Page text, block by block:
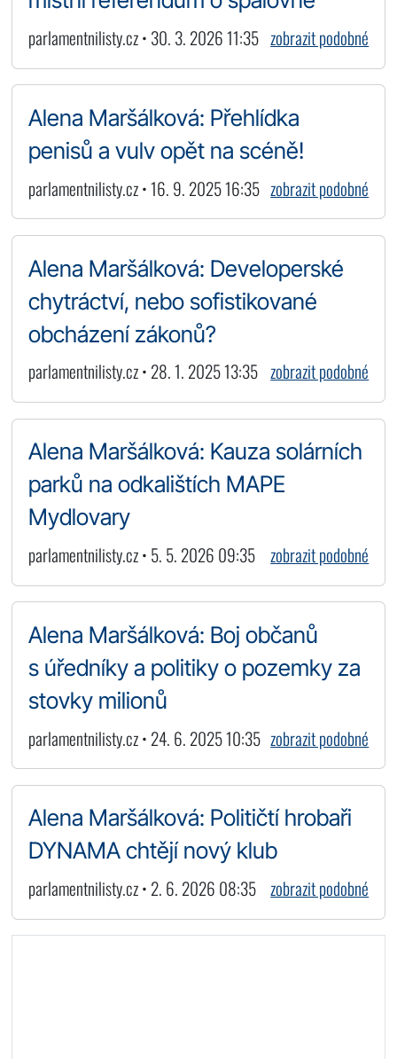
parlamentnilisty.cz • 30. 3. 2026 11:35 zobrazit podobné
Alena Maršálková: Přehlídka
penisů a vulv opět na scéně!
parlamentnilisty.cz • 16. 9. 2025 16:35 zobrazit podobné
Alena Maršálková: Developerské
chytráctví, nebo sofistikované
obcházení zákonů?
parlamentnilisty.cz • 28. 1. 2025 13:35 zobrazit podobné
Alena Maršálková: Kauza solárních
parků na odkalištích MAPE
Mydlovary
parlamentnilisty.cz • 5. 5. 2026 09:35 zobrazit podobné
Alena Maršálková: Boj občanů
s úředníky a politiky o pozemky za
stovky milionů
parlamentnilisty.cz • 24. 6. 2025 10:35 zobrazit podobné
Alena Maršálková: Političtí hrobaři
DYNAMA chtějí nový klub
parlamentnilisty.cz • 2. 6. 2026 08:35 zobrazit podobné